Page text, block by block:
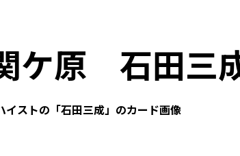
ケ原 石田三